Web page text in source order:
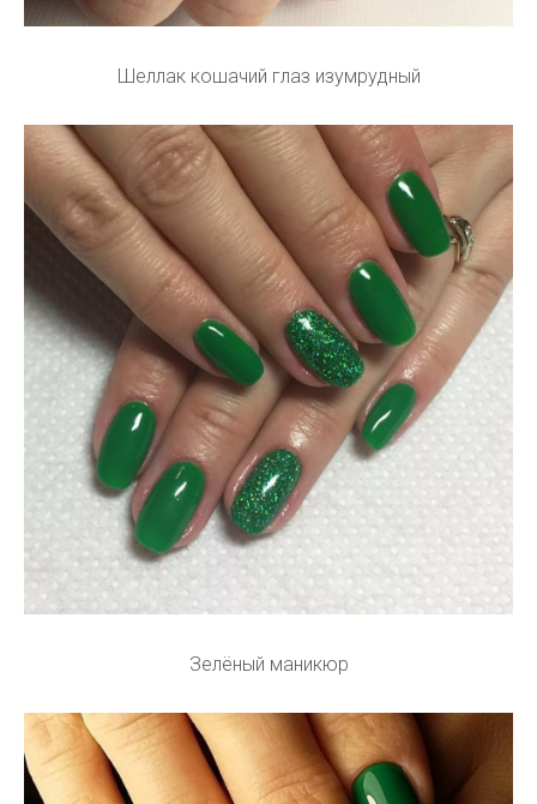
Шеллак кошачий глаз изумрудный
Зелёный маникюр